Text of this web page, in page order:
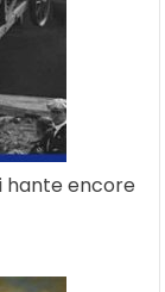
hante encore